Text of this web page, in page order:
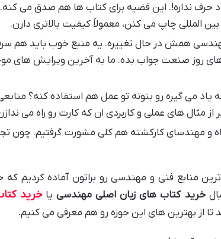
حرف نداره!. این قضیه برای کتاب ها هم صدق می
المللی چاپ می کنن، معمولاً کیفیت بالاتری دارن.
همش در حال تغییره. یه منبع خوب باید هم
روز صنعت جواب بده. ما به آخرین ویرایش های
یاد می گیره رو بتونه تو عمل هم استفاده کنه؟
مثال های عملی و کاربردی ان که کارت رو راه می
و مهندسای کارکشته هم کلی مشورت گرفتیم. چون
منابع فنی و مهندسی رو براتون آماده کردیم
خرید کتاب های زبان اصلی مهندسی یاخرید
از بهترین های این حوزه رو هم معرفی می کنیم.